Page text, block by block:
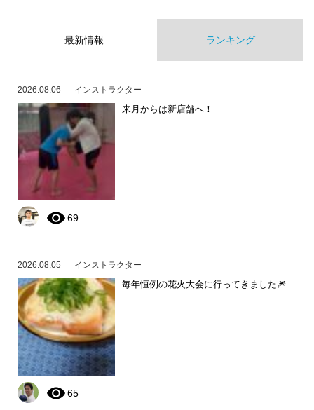
最新情報 ランキング
2026.08.06 インストラクター
来月からは新店舗へ！
69
2026.08.05 インストラクター
毎年恒例の花火大会に行ってきました🎆
65